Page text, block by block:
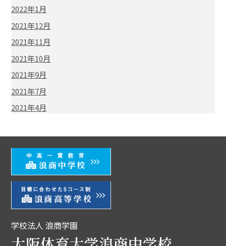
2022年1月
2021年12月
2021年11月
2021年10月
2021年9月
2021年7月
2021年4月
学校法人 浪商学園